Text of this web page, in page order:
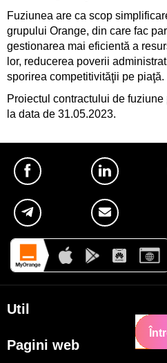
Fuziunea are ca scop
grupului Orange, din care fac
gestionarea mai eficientă a
lor, reducerea poverii
sporirea competitivităţii pe piaţă.
Proiectul contractului de
la data de 31.05.2023.
Util
Pagini web